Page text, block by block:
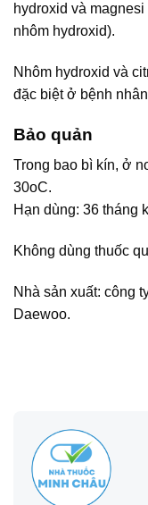
hydroxid và
nhôm hydroxid).
Nhôm hydroxid và
đặc biệt ở bệnh
Bảo quản
Trong bao bì kín, ở
30oC.
Hạn dùng: 36 tháng
Không dùng thuốc
Nhà sản xuất: công
Daewoo.